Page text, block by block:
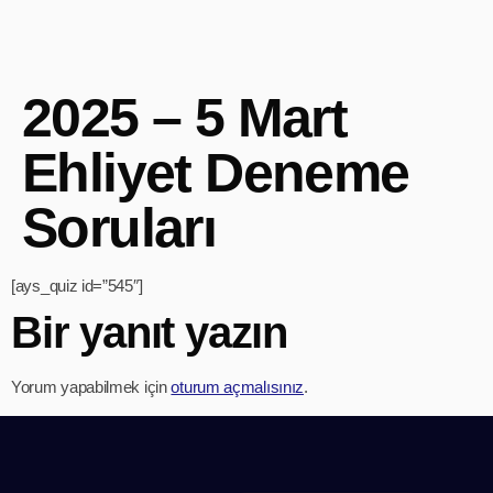
2025 – 5 Mart
Ehliyet Deneme
Soruları
[ays_quiz id=”545″]
Bir yanıt yazın
Yorum yapabilmek içinoturum açmalısınız.